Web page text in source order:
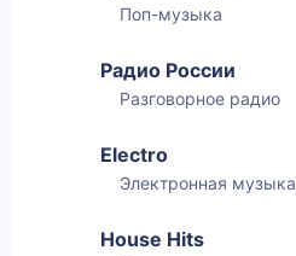
Поп-музыка
Радио России
Разговорное радио
Electro
Электронная музыка
House Hits